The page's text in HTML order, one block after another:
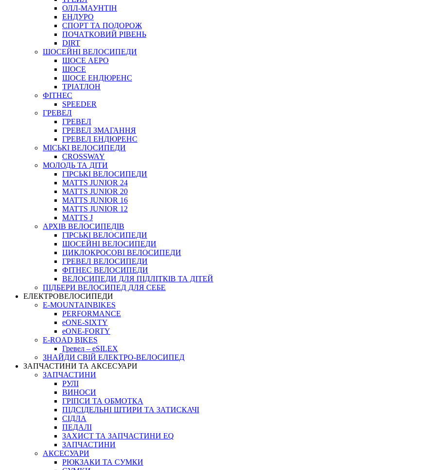
ОЛЛ-МАУНТIН
ЕНДУРО
СПОРТ ТА ПОДОРОЖ
ПОЧАТКОВИЙ РIВЕНЬ
DIRT
ШОСЕЙНІ ВЕЛОСИПЕДИ
ШОСЕ АЕРО
ШОСЕ
ШОСЕ ЕНДЮРЕНС
ТРІАТЛОН
ФІТНЕС
SPEEDER
ГРЕВЕЛ
ГРЕВЕЛ
ГРЕВЕЛ ЗМАГАННЯ
ГРЕВЕЛ ЕНДЮРЕНС
МІСЬКІ ВЕЛОСИПЕДИ
CROSSWAY
МОЛОДЬ ТА ДІТИ
ГIРСЬКI ВЕЛОСИПЕДИ
MATTS JUNIOR 24
MATTS JUNIOR 20
MATTS JUNIOR 16
MATTS JUNIOR 12
MATTS J
АРХIВ ВЕЛОСИПЕДIВ
ГІРСЬКІ ВЕЛОСИПЕДИ
ШОСЕЙНІ ВЕЛОСИПЕДИ
ЦИКЛОКРОСОВІ ВЕЛОСИПЕДИ
ГРЕВЕЛ ВЕЛОСИПЕДИ
ФІТНЕС ВЕЛОСИПЕДИ
ВЕЛОСИПЕДИ ДЛЯ ПІДЛІТКІВ ТА ДІТЕЙ
ПIДБЕРИ ВЕЛОСИПЕД ДЛЯ СЕБЕ
ЕЛЕКТРОВЕЛОСИПЕДИ
E-MOUNTAINBIKES
PERFORMANCE
eONE-SIXTY
eONE-FORTY
E-ROAD BIKES
Гревел – eSILEX
ЗНАЙДИ СВІЙ ЕЛЕКТРО-ВЕЛОСИПЕД
ЗАПЧАСТИНИ ТА АКСЕСУАРИ
ЗАПЧАСТИНИ
РУЛІ
ВИНОСИ
ГРІПСИ ТА ОБМОТКА
ПІДСІДЕЛЬНІ ШТИРИ ТА ЗАТИСКАЧІ
СІДЛА
ПЕДАЛІ
ЗАХИСТ ТА ЗАПЧАСТИНИ EQ
ЗАПЧАСТИНИ
АКСЕСУАРИ
РЮКЗАКИ ТА СУМКИ